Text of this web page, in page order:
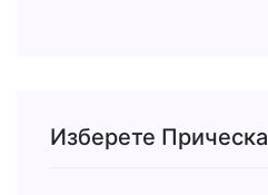
Изберете Прическа